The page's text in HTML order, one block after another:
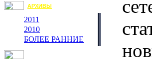
АРХИВЫ
2011
2010
БОЛЕЕ РАННИЕ